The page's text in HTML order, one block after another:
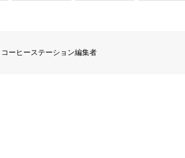
コーヒーステーション編集者